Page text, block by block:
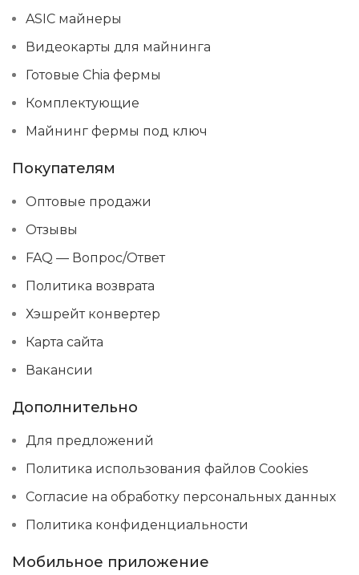
ASIC майнеры
Видеокарты для майнинга
Готовые Chia фермы
Комплектующие
Майнинг фермы под ключ
Покупателям
Оптовые продажи
Отзывы
FAQ — Вопрос/Ответ
Политика возврата
Хэшрейт конвертер
Карта сайта
Вакансии
Дополнительно
Для предложений
Политика использования файлов Cookies
Согласие на обработку персональных данных
Политика конфиденциальности
Мобильное приложение